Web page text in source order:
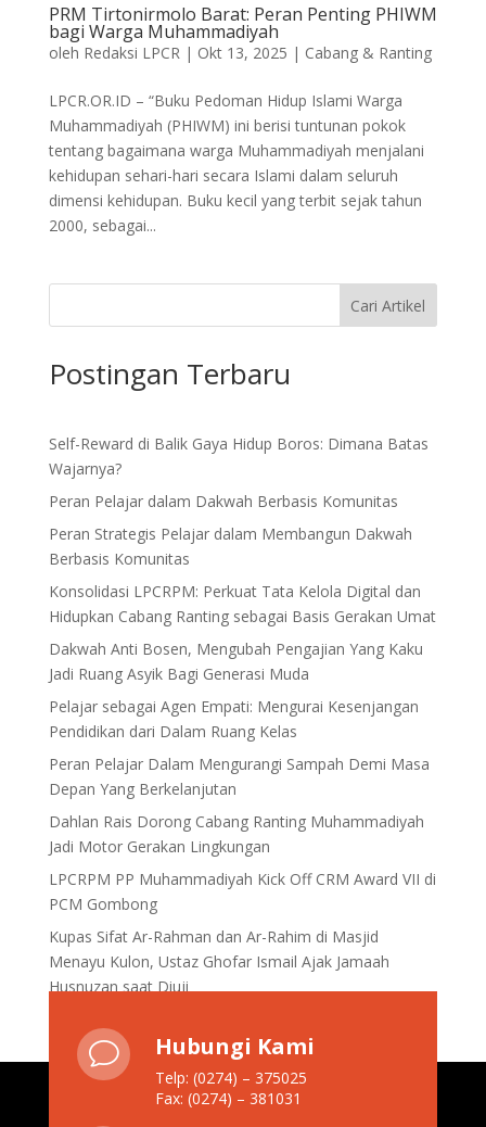
PRM Tirtonirmolo Barat: Peran Penting PHIWM
bagi Warga Muhammadiyah
oleh Redaksi LPCR | Okt 13, 2025 | Cabang & Ranting
LPCR.OR.ID – “Buku Pedoman Hidup Islami Warga
Muhammadiyah (PHIWM) ini berisi tuntunan pokok
tentang bagaimana warga Muhammadiyah menjalani
kehidupan sehari-hari secara Islami dalam seluruh
dimensi kehidupan. Buku kecil yang terbit sejak tahun
2000, sebagai...
Cari Artikel
Postingan Terbaru
Self-Reward di Balik Gaya Hidup Boros: Dimana Batas
Wajarnya?
Peran Pelajar dalam Dakwah Berbasis Komunitas
Peran Strategis Pelajar dalam Membangun Dakwah
Berbasis Komunitas
Konsolidasi LPCRPM: Perkuat Tata Kelola Digital dan
Hidupkan Cabang Ranting sebagai Basis Gerakan Umat
Dakwah Anti Bosen, Mengubah Pengajian Yang Kaku
Jadi Ruang Asyik Bagi Generasi Muda
Pelajar sebagai Agen Empati: Mengurai Kesenjangan
Pendidikan dari Dalam Ruang Kelas
Peran Pelajar Dalam Mengurangi Sampah Demi Masa
Depan Yang Berkelanjutan
Dahlan Rais Dorong Cabang Ranting Muhammadiyah
Jadi Motor Gerakan Lingkungan
LPCRPM PP Muhammadiyah Kick Off CRM Award VII di
PCM Gombong
Kupas Sifat Ar-Rahman dan Ar-Rahim di Masjid
Menayu Kulon, Ustaz Ghofar Ismail Ajak Jamaah
Husnuzan saat Diuji
v Hubungi Kami
Telp: (0274) – 375025
Fax: (0274) – 381031